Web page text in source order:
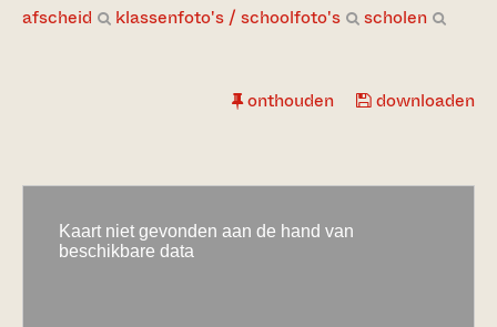
afscheid
klassenfoto's / schoolfoto's scholen
onthouden downloaden